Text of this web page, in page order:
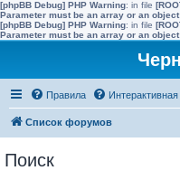
[phpBB Debug] PHP Warning: in file
Parameter must be an array or an
[phpBB Debug] PHP Warning: in file
Parameter must be an array or an
Правила Интерактивная
Список форумов
Поиск